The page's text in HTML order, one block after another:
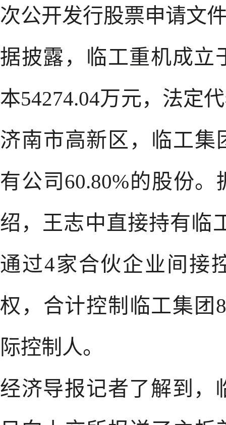
次公开发行股票申请文
据披露，临工重机成立
本54274.04万元，法定
济南市高新区，临工集
有公司60.80%的股份
绍，王志中直接持有临
通过4家合伙企业间接
权，合计控制临工集团
际控制人。
经济导报记者了解到，